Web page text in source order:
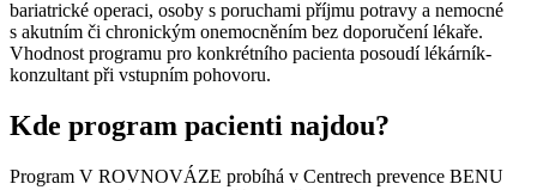
bariatrické operaci, osoby s poruchami příjmu potravy a nemocné
s akutním či chronickým onemocněním bez doporučení lékaře.
Vhodnost programu pro konkrétního pacienta posoudí lékárník-
konzultant při vstupním pohovoru.
Kde program pacienti najdou?
Program V ROVNOVÁZE probíhá v Centrech prevence BENU